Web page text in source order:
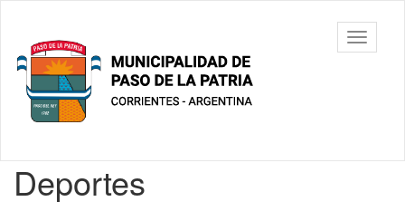
contenido
principal
Municipalidad
de Paso De
La Patria
barra
Contenido
Deportes